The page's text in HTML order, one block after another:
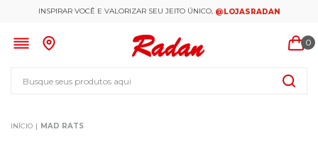
INSPIRAR VOCÊ E VALORIZAR SEU JEITO ÚNICO, @LOJASRADAN
0
MAD RATS